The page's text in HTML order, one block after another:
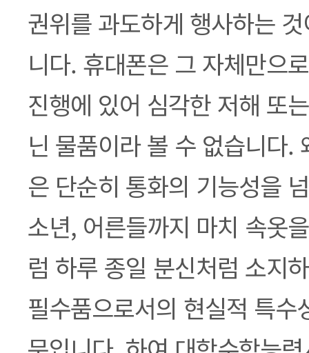
권위를 과도하게 행사하는
니다. 휴대폰은 그 자체만으
진행에 있어 심각한 저해 또
닌 물품이라 볼 수 없습니다.
은 단순히 통화의 기능성을
소년, 어른들까지 마치 속옷
럼 하루 종일 분신처럼 소지
필수품으로서의 현실적 특수